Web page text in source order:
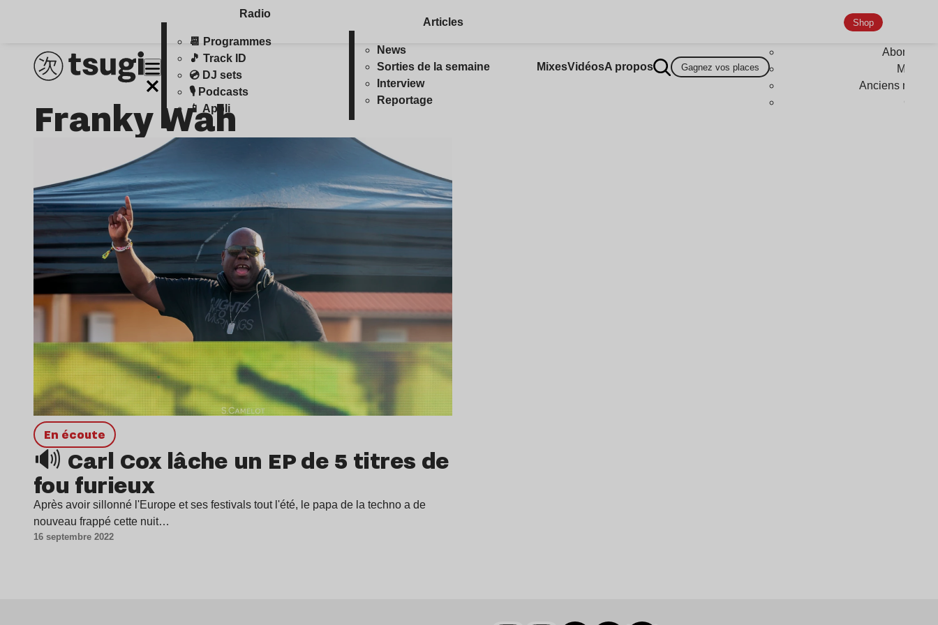
Radio
📆 Programmes
🎵 Track ID
💿 DJ sets
🎙️ Podcasts
📱 Appli
Articles
News
Sorties de la semaine
Interview
Reportage
MixesVidéosA propos Gagnez vos places
Shop
Anciens
Franky Wah
en écoute
🔊 Carl Cox lâche un EP de 5 titres de
fou furieux
Après avoir sillonné l'Europe et ses festivals tout l'été, le papa de la techno a de
nouveau frappé cette nuit…
16 septembre 2022